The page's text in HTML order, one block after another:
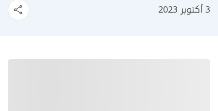
3 أكتوبر 2023